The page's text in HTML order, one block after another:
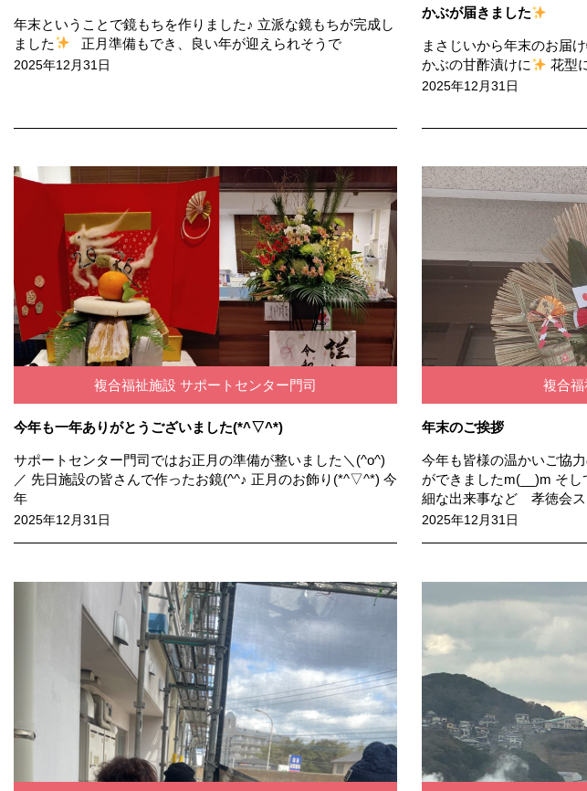
年末ということで鏡もちを作りました♪ 立派な鏡もちが完成し
ました
正月準備もでき、良い年が迎えられそうで
2025年12月31日
かぶが届きました
まさじいから年末のお届
かぶの甘酢漬けに
花型
2025年12月31日
複合福祉施設 サポートセンター門司
今年も一年ありがとうございました(*^▽^*)
サポートセンター門司ではお正月の準備が整いました＼(^o^)
／ 先日施設の皆さんで作ったお鏡(^^♪ 正月のお飾り(*^▽^*) 今
年
2025年12月31日
複合
年末のご挨拶
今年も皆様の温かいご協
ができましたm(__)m そ
細な出来事など 孝徳会ス
2025年12月31日